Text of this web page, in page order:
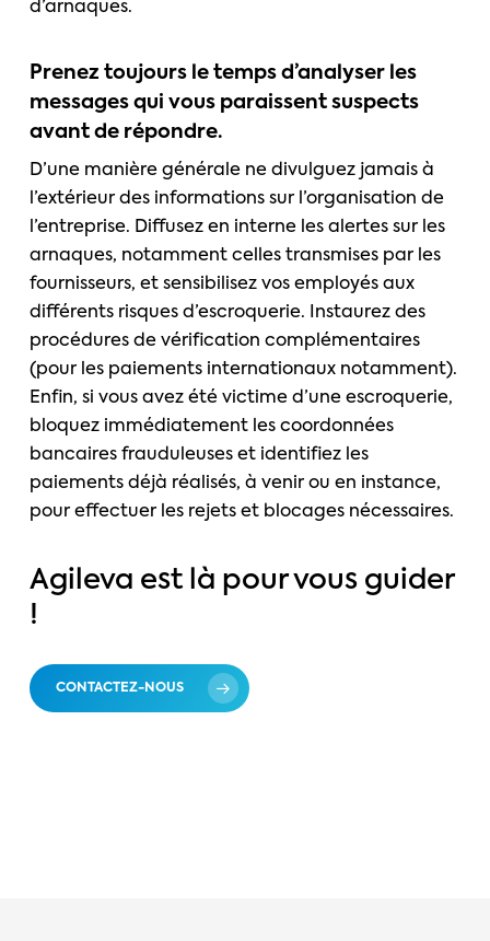
d’arnaques.
Prenez toujours le temps d’analyser les
messages qui vous paraissent suspects
avant de répondre.
D’une manière générale ne divulguez jamais à
l’extérieur des informations sur l’organisation de
l’entreprise. Diffusez en interne les alertes sur les
arnaques, notamment celles transmises par les
fournisseurs, et sensibilisez vos employés aux
différents risques d’escroquerie. Instaurez des
procédures de vérification complémentaires
(pour les paiements internationaux notamment).
Enfin, si vous avez été victime d’une escroquerie,
bloquez immédiatement les coordonnées
bancaires frauduleuses et identifiez les
paiements déjà réalisés, à venir ou en instance,
pour effectuer les rejets et blocages nécessaires.
Agileva est là pour vous guider
!
CONTACTEZ-NOUS